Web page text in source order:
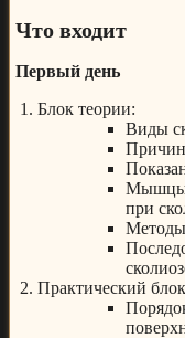
Что входит
Первый день
Блок теории:
Виды
Мышцы,
при
Методы
Практический